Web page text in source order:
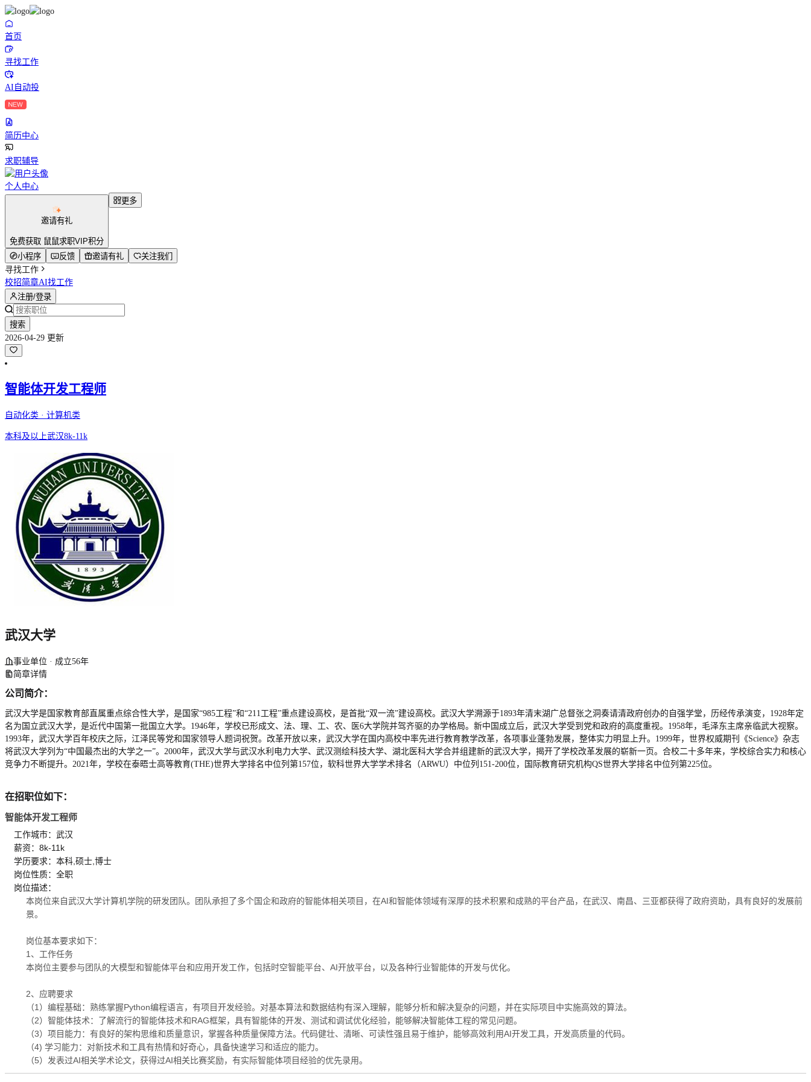
首页
寻找工作
AI自动投
简历中心
求职辅导
个人中心
邀请有礼
免费获取 鼠鼠求职VIP积分
更多
小程序 反馈 邀请有礼
关注我们
寻找工作
校招简章AI找工作
注册/登录
搜索
2026-04-29 更新
智能体开发工程师
自动化类 · 计算机类
本科及以上武汉8k-11k
武汉大学
事业单位 · 成立56年
简章详情
公司简介：
武汉大学是国家教育部直属重点综合性大学，是国家“985工程”和“211工程”重点建设高校，是首批“双一流”建设高校。武汉大学溯源于1893年清末湖广总督张之洞奏请清政府创办的自强学堂，历经传承演变，1928年定
名为国立武汉大学，是近代中国第一批国立大学。1946年，学校已形成文、法、理、工、农、医6大学院并驾齐驱的办学格局。新中国成立后，武汉大学受到党和政府的高度重视。1958年，毛泽东主席亲临武大视察。
1993年，武汉大学百年校庆之际，江泽民等党和国家领导人题词祝贺。改革开放以来，武汉大学在国内高校中率先进行教育教学改革，各项事业蓬勃发展，整体实力明显上升。1999年，世界权威期刊《Science》杂志
将武汉大学列为“中国最杰出的大学之一”。2000年，武汉大学与武汉水利电力大学、武汉测绘科技大学、湖北医科大学合并组建新的武汉大学，揭开了学校改革发展的崭新一页。合校二十多年来，学校综合实力和核心
竞争力不断提升。2021年，学校在泰晤士高等教育(THE)世界大学排名中位列第157位，软科世界大学学术排名（ARWU）中位列151-200位，国际教育研究机构QS世界大学排名中位列第225位。
在招职位如下：
智能体开发工程师
工作城市：武汉
薪资：8k-11k
学历要求：本科,硕士,博士
岗位性质：全职
岗位描述：
本岗位来自武汉大学计算机学院的研发团队。团队承担了多个国企和政府的智能体相关项目，在AI和智能体领域有深厚的技术积累和成熟的平台产品，在武汉、南昌、三亚都获得了政府资助，具有良好的发展前
景。
岗位基本要求如下：
1、工作任务
本岗位主要参与团队的大模型和智能体平台和应用开发工作，包括时空智能平台、AI开放平台，以及各种行业智能体的开发与优化。
2、应聘要求
（1）编程基础：熟练掌握Python编程语言，有项目开发经验。对基本算法和数据结构有深入理解，能够分析和解决复杂的问题，并在实际项目中实施高效的算法。
（2）智能体技术：了解流行的智能体技术和RAG框架，具有智能体的开发、测试和调试优化经验，能够解决智能体工程的常见问题。
（3）项目能力：有良好的架构思维和质量意识，掌握各种质量保障方法。代码健壮、清晰、可读性强且易于维护，能够高效利用AI开发工具，开发高质量的代码。
（4) 学习能力：对新技术和工具有热情和好奇心，具备快速学习和适应的能力。
（5）发表过AI相关学术论文，获得过AI相关比赛奖励，有实际智能体项目经验的优先录用。